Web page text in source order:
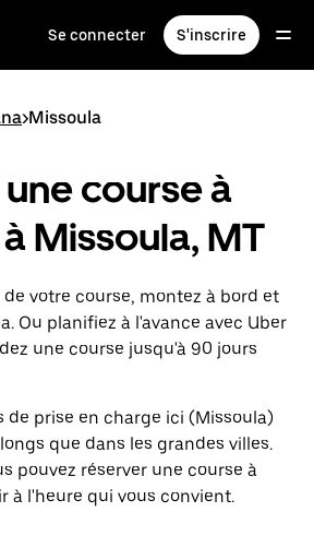
Se connecter S'inscrire
>Missoula
course à
Missoula, MT
votre course, montez à bord et
Ou planifiez à l'avance avec Uber
une course jusqu'à 90 jours
de prise en charge ici (Missoula)
que dans les grandes villes.
pouvez réserver une course à
à l'heure qui vous convient.